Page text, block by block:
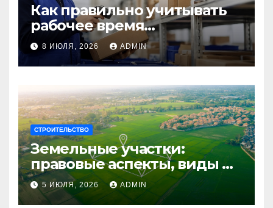
Как правильно учитывать
рабочее время
сотрудников: советы для
бизнеса
8 ИЮЛЯ, 2026 ADMIN
СТРОИТЕЛЬСТВО
Земельные участки:
правовые аспекты, виды и
возможности
использования
5 ИЮЛЯ, 2026 ADMIN